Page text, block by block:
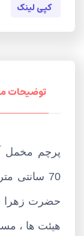
کپی لینک
توضیحات
70 سانتی
حضرت زهرا
هیئت ها ،